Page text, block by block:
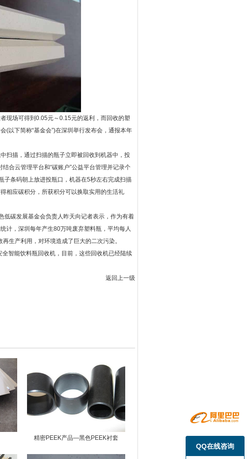
场可得到0.05元～0.15元的返利，而回收的塑
(以下简称“基金会”)在深圳举行发布会，通报本年
描，通过扫描的瓶子立即被回收到机器中，投
合云管理平台和“碳账户”公益平台管理并记录个
子条码朝上放进投瓶口，机器在5秒左右完成扫描
相应碳积分，所获积分可以换取实用的生活礼
碳发展基金会负责人昨天向记者表示，作为有着
计，深圳每年产生80万吨废弃塑料瓶，平均每人
生产利用，对环境造成了巨大的二次污染。
智能饮料瓶回收机，目前，这些回收机已经陆续
返回上一级
精密PEEK产品—黑色PEEK衬套
QQ在线咨询